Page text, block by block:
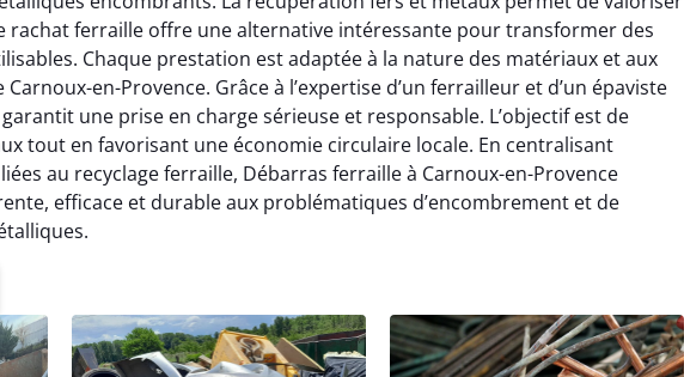
rachat ferraille offre une alternative intéressante pour transformer des
Chaque prestation est adaptée à la nature des matériaux et aux
en-Provence. Grâce à l’expertise d’un ferrailleur et d’un épaviste
une prise en charge sérieuse et responsable. L’objectif est de
tout en favorisant une économie circulaire locale. En centralisant
au recyclage ferraille, Débarras ferraille à Carnoux-en-Provence
efficace et durable aux problématiques d’encombrement et de